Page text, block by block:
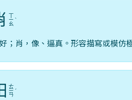
ㄒ
ㄧ
ㄠ
ˋ
；肖，像、逼真。形容描寫或模仿
ㄊ
ㄧ
ㄢ
ˊ